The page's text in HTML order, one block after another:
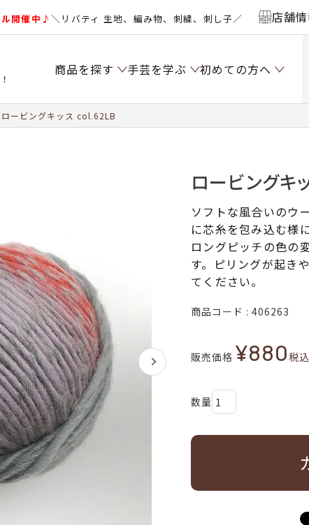
ル開催中♪＼リバティ 生地、編み物、刺繍、刺し子／ 店舗
商品を探す 手芸を学ぶ 初めての方へ
ロービングキッス col.62LB
ロービングキ
ソフトな風合いのウ
に芯糸を包み込む様
ロングピッチの色の
す。ピリングが起き
てください。
商品コード 406263
販売価格 ¥880税込